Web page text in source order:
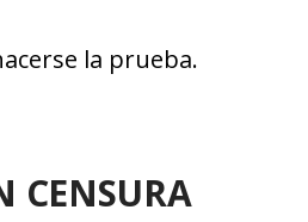
la prueba.